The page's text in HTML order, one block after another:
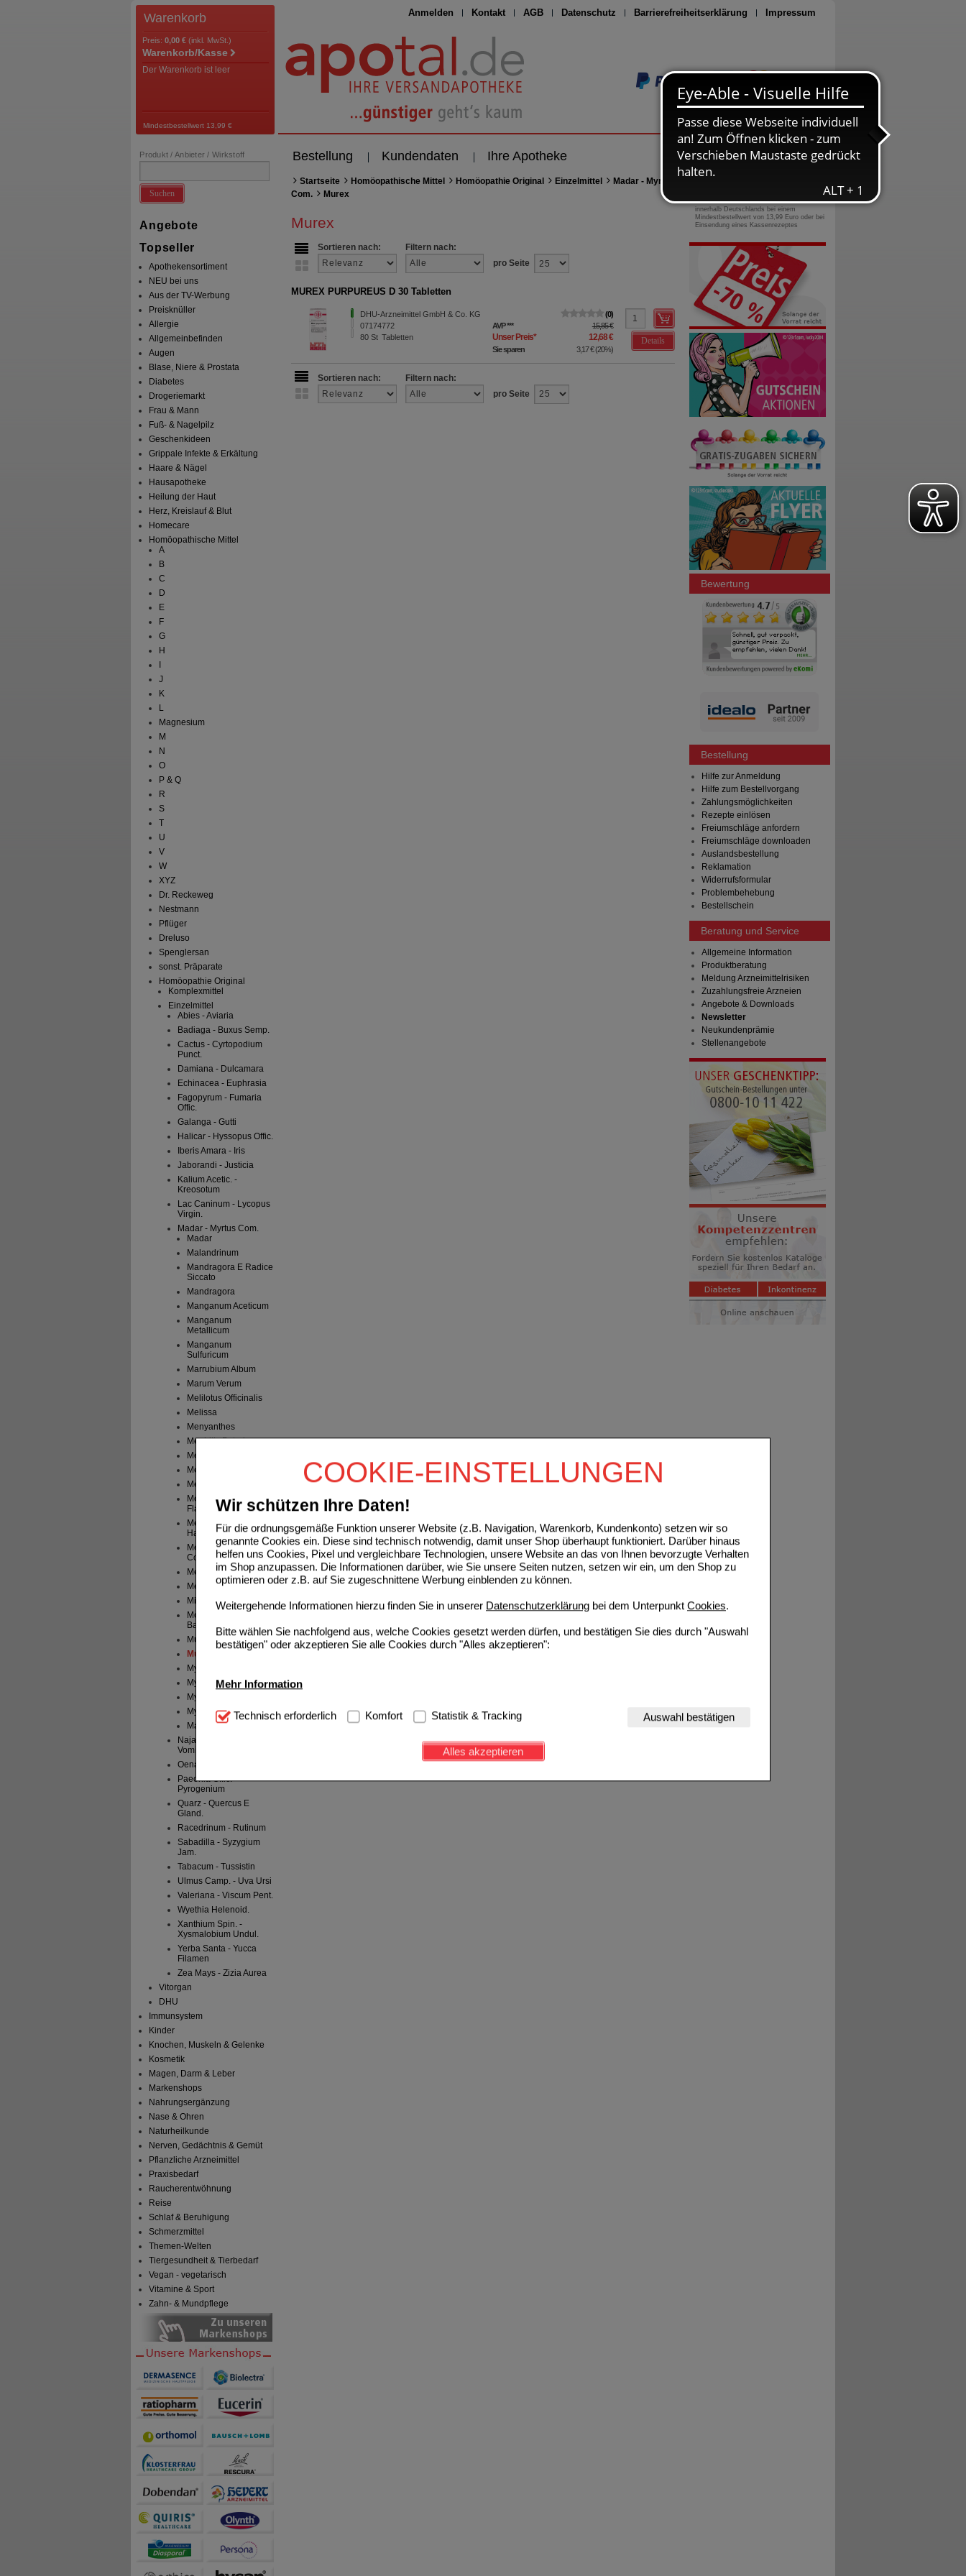
COOKIE-EINSTELLUNGEN
Wir schützen Ihre Daten!
Für die ordnungsgemäße Funktion unserer Website (z.B. Navigation, Warenkorb, Kundenkonto) setzen wir so
genannte Cookies ein. Diese sind technisch notwendig, damit unser Shop überhaupt funktioniert. Darüber hinaus
helfen uns Cookies, Pixel und vergleichbare Technologien, unsere Website an das von Ihnen bevorzugte Verhalten
im Shop anzupassen. Die Informationen darüber, wie Sie unsere Seiten nutzen, setzen wir ein, um den Shop zu
optimieren oder z.B. auf Sie zugeschnittene Werbung einblenden zu können.
Weitergehende Informationen hierzu finden Sie in unserer Datenschutzerklärung bei dem Unterpunkt Cookies.
Bitte wählen Sie nachfolgend aus, welche Cookies gesetzt werden dürfen, und bestätigen Sie dies durch "Auswahl
bestätigen" oder akzeptieren Sie alle Cookies durch "Alles akzeptieren":
Mehr Information
Technisch Notwendig: Hierbei handelt es sich um Cookies, die für die Grundfunktionen unserer Website
notwendig sind (z.B. Navigation, Warenkorb, Kundenkonto), weshalb auf diese nicht verzichtet werden kann.
Diese Cookies werden genutzt um das Einkaufserlebnis noch ansprechender zu gestalten,
beispielsweise für die Wiedererkennung des Besuchers oder unsere Seite an bevorzugte Verhaltensweisen (z.B.
Inhalte anzuzeigen und unser Partnerprogramm zu betreiben.
sammeln, mit deren Hilfe wir unsere Website weiter für Sie optimieren können, den Inhalt auf unserer Website aber
auch die Werbung auf Drittseiten möglichst relevant für Sie zu gestalten. Bitte beachten Sie, dass Daten hierfür
Technisch erforderlich Komfort Statistik & Tracking Auswahl bestätigen
Alles akzeptieren
Anmelden Kontakt AGB Datenschutz Barrierefreiheitserklärung Impressum
Seite drucken
Warenkorb
Preis: 0,00 € (inkl. MwSt.)
Warenkorb/Kasse
Der Warenkorb ist leer
Mindestbestellwert 13,99 €
Bestellung Kundendaten Ihre Apotheke
Produkt / Anbieter / Wirkstoff
Suchen
Angebote
Topseller
Apothekensortiment
NEU bei uns
Aus der TV-Werbung
Preisknüller
Allergie
Allgemeinbefinden
Augen
Blase, Niere & Prostata
Diabetes
Drogeriemarkt
Frau & Mann
Fuß- & Nagelpilz
Geschenkideen
Grippale Infekte & Erkältung
Haare & Nägel
Hausapotheke
Heilung der Haut
Herz, Kreislauf & Blut
Homecare
Homöopathische Mittel
A
B
C
D
E
F
G
H
J
K
L
Magnesium
M
N
O
P & Q
R
S
T
U
V
W
XYZ
Dr. Reckeweg
Nestmann
Pflüger
Dreluso
Spenglersan
sonst. Präparate
Homöopathie Original
Komplexmittel
Einzelmittel
Abies - Aviaria
Badiaga - Buxus Semp.
Cactus - Cyrtopodium
Punct.
Damiana - Dulcamara
Echinacea - Euphrasia
Fagopyrum - Fumaria
Offic.
Galanga - Gutti
Halicar - Hyssopus Offic.
Iberis Amara - Iris
Jaborandi - Justicia
Kalium Acetic. -
Kreosotum
Lac Caninum - Lycopus
Virgin.
Madar - Myrtus Com.
Madar
Malandrinum
Mandragora E Radice
Siccato
Mandragora
Manganum Aceticum
Manganum
Metallicum
Manganum
Sulfuricum
Marrubium Album
Marum Verum
Melilotus Officinalis
Melissa
Menyanthes
Mephitis Putorius
Mercurius Bijodatus
Mercurius Cyanatus
Mercurius Dulcis
Mercurius Jodatus
Flavus
Mercurius Solubilis
Hahnemanni
Mercurius Sublimatus
Corrosivus
Mercurius Vivus
Mezereum
Millefolium
Momordica
Balsamina
Muira Puama
Murex
Myrica Cerifera
Myristica Sebifera
Myrtillocactus
Myrtillus
Magnesium Phos.
Naja Tripudians - Nux
Vomica
Oenanthe Croc.- Oxalis
Paeonia Offic. -
Pyrogenium
Quarz - Quercus E
Gland.
Racedrinum - Rutinum
Sabadilla - Syzygium
Jam.
Tabacum - Tussistin
Ulmus Camp. - Uva Ursi
Valeriana - Viscum Pent.
Wyethia Helenoid.
Xanthium Spin. -
Xysmalobium Undul.
Yerba Santa - Yucca
Filamen
Zea Mays - Zizia Aurea
Vitorgan
DHU
Immunsystem
Kinder
Knochen, Muskeln & Gelenke
Kosmetik
Magen, Darm & Leber
Markenshops
Nahrungsergänzung
Nase & Ohren
Naturheilkunde
Nerven, Gedächtnis & Gemüt
Pflanzliche Arzneimittel
Praxisbedarf
Raucherentwöhnung
Reise
Schlaf & Beruhigung
Schmerzmittel
Themen-Welten
Tiergesundheit & Tierbedarf
Vegan - vegetarisch
Vitamine & Sport
Zahn- & Mundpflege
Startseite Homöopathische Mittel Homöopathie Original Einzelmittel
Madar - Myrtus
Com.
Murex
Murex
Sortieren nach:
Filtern nach:
pro Seite
MUREX PURPUREUS D 30 Tabletten
DHU-Arzneimittel GmbH & Co. KG
07174772
80St Tabletten
0
AVP*** 15,85 €
Unser Preis* 12,68 €
Sie sparen 3,17 €(20%)
Details
Sortieren nach:
Filtern nach:
pro Seite
0800-10 11 422
gebührenfreie Rufnummer
innerhalb Deutschlands bei einem
Mindestbestellwert von 13,99 Euro oder bei
Einsendung eines Kassenrezeptes
Bewertung
Bestellung
Hilfe zur Anmeldung
Hilfe zum Bestellvorgang
Zahlungsmöglichkeiten
Rezepte einlösen
Freiumschläge anfordern
Freiumschläge downloaden
Auslandsbestellung
Reklamation
Widerrufsformular
Problembehebung
Bestellschein
Beratung und Service
Allgemeine Information
Produktberatung
Meldung Arzneimittelrisiken
Zuzahlungsfreie Arzneien
Angebote & Downloads
Newsletter
Neukundenprämie
Stellenangebote